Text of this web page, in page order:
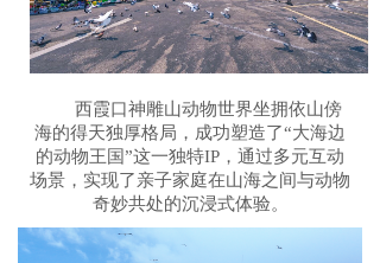
西霞口神雕山动物世界坐拥依山傍
海的得天独厚格局，成功塑造了“大海边
的动物王国”这一独特IP，通过多元互动
场景，实现了亲子家庭在山海之间与动物
奇妙共处的沉浸式体验。